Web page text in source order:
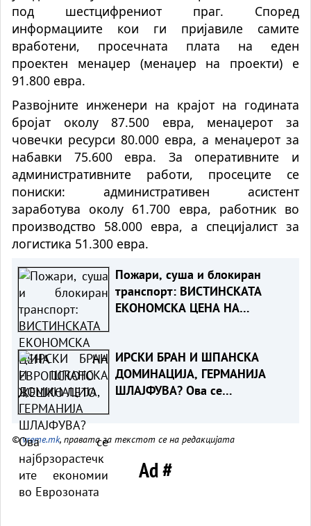
под шестцифрениот праг. Според
информациите кои ги пријавиле самите
вработени, просечната плата на еден
проектен менаџер (менаџер на проекти) е
91.800 евра.
Развојните инженери на крајот на годината
бројат околу 87.500 евра, менаџерот за
човечки ресурси 80.000 евра, а менаџерот за
набавки 75.600 евра. За оперативните и
административните работи, просеците се
пониски: административен асистент
заработува околу 61.700 евра, работник во
производство 58.000 евра, а специјалист за
логистика 51.300 евра.
Пожари, суша и блокиран
транспорт: ВИСТИНСКАТА
ЕКОНОМСКА ЦЕНА НА
ИРСКИ БРАН И ШПАНСКА
ДОМИНАЦИЈА, ГЕРМАНИЈА
ШЛАЈФУВА? Ова се
©vreme.mk, правата за текстот се на редакцијата
Ad #